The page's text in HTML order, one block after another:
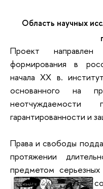
Область научных
Проект
формирования в
начала XX в.
основанного на
гарантированности и
Права и свободы
протяжении
предметом